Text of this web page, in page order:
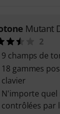
Mutant
2
9 champs de
18 gammes
clavier
N'importe quel
contrôlées par